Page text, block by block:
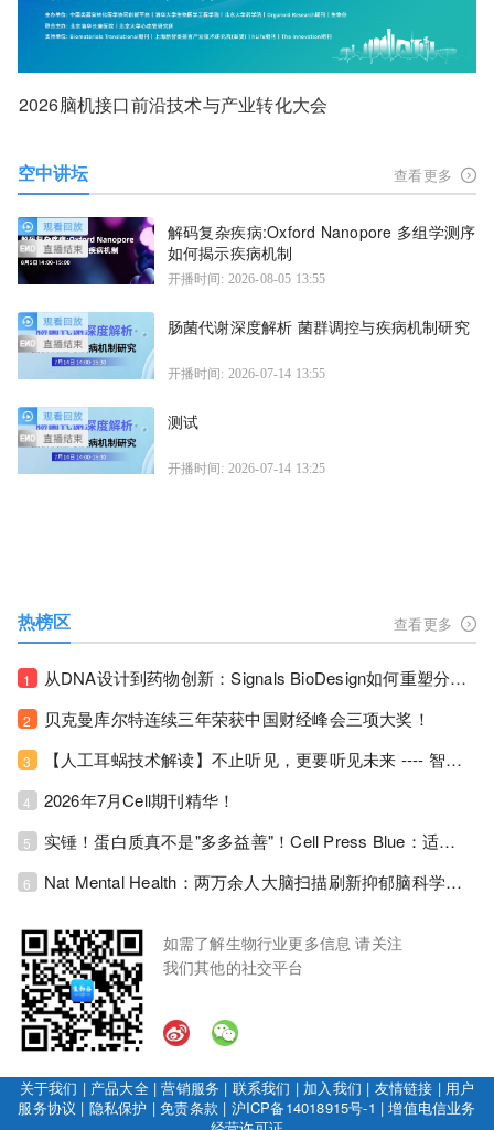
2026脑机接口前沿技术与产业转化大会
空中讲坛 查看更多
解码复杂疾病:Oxford Nanopore 多组学测序
如何揭示疾病机制
开播时间: 2026-08-05 13:55
肠菌代谢深度解析 菌群调控与疾病机制研究
开播时间: 2026-07-14 13:55
测试
开播时间: 2026-07-14 13:25
热榜区 查看更多
1 从DNA设计到药物创新：Signals BioDesign如何重塑分子生物学研发生态！
2 贝克曼库尔特连续三年荣获中国财经峰会三项大奖！
3 【人工耳蜗技术解读】不止听见，更要听见未来 ---- 智能耳蜗，开启人工耳蜗技术新纪元！
4 2026年7月Cell期刊精华！
5 实锤！蛋白质真不是"多多益善"！Cell Press Blue：适度限蛋白，反而拉长健康寿命！
6 Nat Mental Health：两万余人大脑扫描刷新抑郁脑科学认知！抑郁不只是情绪病，视觉、运动脑区同步受损！
如需了解生物行业更多信息 请关注
我们其他的社交平台
关于我们 | 产品大全|营销服务 | 联系我们 | 加入我们 | 友情链接 | 用户
服务协议 | 隐私保护 |免责条款 | 沪ICP备14018915号-1 |增值电信业务